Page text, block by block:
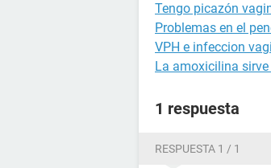
Tengo picazón
Problemas en el
VPH e infeccion
La amoxicilina
1 respuesta
RESPUESTA 1 / 1